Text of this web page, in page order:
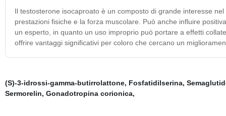
Il testosterone isocaproato è un composto di grande interesse
prestazioni fisiche e la forza muscolare. Può anche influire
un esperto, in quanto un uso improprio può portare a effetti
offrire vantaggi significativi per coloro che cercano un
(S)-3-idrossi-gamma-butirrolattone, Fosfatidilserina,
Sermorelin, Gonadotropina corionica,